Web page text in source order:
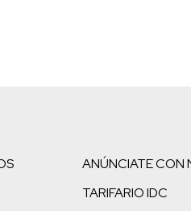
ANÚNCIATE CON
TARIFARIO IDC